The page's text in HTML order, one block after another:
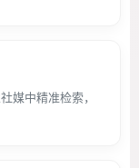
媒中精准检索，